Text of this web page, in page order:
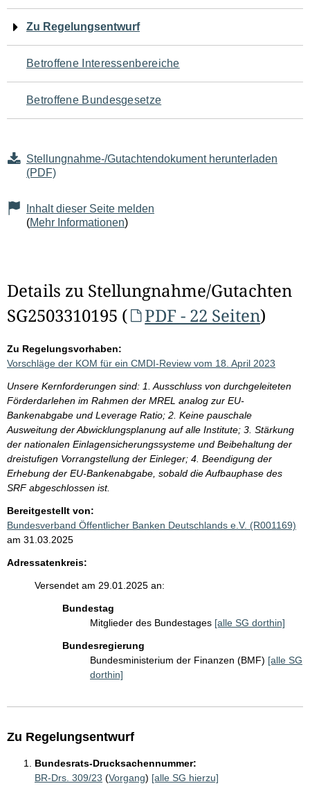
für
den
Seiteninhalt
Zu Regelungsentwurf
Betroffene Interessenbereiche
Betroffene Bundesgesetze
Stellungnahme-/Gutachtendokument herunterladen
(PDF)
Inhalt dieser Seite melden
(Mehr Informationen)
Details zu Stellungnahme/Gutachten
SG2503310195 (
PDF - 22 Seiten)
Zu Regelungsvorhaben:
Vorschläge der KOM für ein CMDI-Review vom 18. April 2023
Unsere Kernforderungen sind: 1. Ausschluss von durchgeleiteten
Förderdarlehen im Rahmen der MREL analog zur EU-
Bankenabgabe und Leverage Ratio; 2. Keine pauschale
Ausweitung der Abwicklungsplanung auf alle Institute; 3. Stärkung
der nationalen Einlagensicherungssysteme und Beibehaltung der
dreistufigen Vorrangstellung der Einleger; 4. Beendigung der
Erhebung der EU-Bankenabgabe, sobald die Aufbauphase des
SRF abgeschlossen ist.
Bereitgestellt von:
Bundesverband Öffentlicher Banken Deutschlands e.V. (R001169)
am 31.03.2025
Adressatenkreis:
Versendet am 29.01.2025 an:
Bundestag
Mitglieder des Bundestages [alle SG dorthin]
Bundesregierung
Bundesministerium der Finanzen (BMF) [alle SG
dorthin]
Zu Regelungsentwurf
Bundesrats-Drucksachennummer:
BR-Drs. 309/23 (Vorgang) [alle SG hierzu]